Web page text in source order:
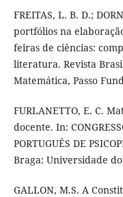
FREITAS, L. B. D.;
portfólios na
feiras de ciências:
literatura. Revista
Matemática, Passo
FURLANETTO, E. C.
docente. In:
PORTUGUÊS DE
Braga: Universidade
GALLON, M.S. A